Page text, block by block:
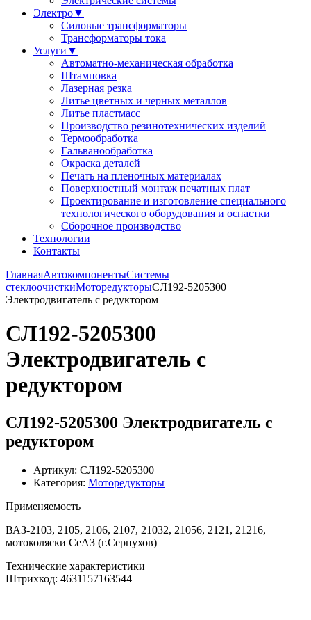
Электро▼
Силовые трансформаторы
Трансформаторы тока
Услуги ▼
Автоматно-механическая обработка
Штамповка
Лазерная резка
Литье цветных и черных металлов
Литье пластмасс
Производство резинотехнических изделий
Термообработка
Гальванообработка
Окраска деталей
Печать на пленочных материалах
Поверхностный монтаж печатных плат
Проектирование и изготовление специального
технологического оборудования и оснастки
Сборочное производство
Технологии
Контакты
ГлавнаяАвтокомпонентыСистемы
стеклоочисткиМоторедукторыСЛ192-5205300
Электродвигатель с редуктором
СЛ192-5205300
Электродвигатель с
редуктором
СЛ192-5205300 Электродвигатель с
редуктором
Артикул: СЛ192-5205300
Категория: Моторедукторы
Применяемость
ВАЗ-2103, 2105, 2106, 2107, 21032, 21056, 2121, 21216,
мотоколяски СеАЗ (г.Серпухов)
Технические характеристики
Штрихкод: 4631157163544